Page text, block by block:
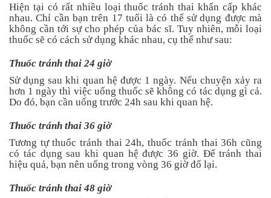
Hiện tại có rất nhiều loại thuốc tránh thai khẩn cấp khác
nhau. Chỉ cần bạn trên 17 tuổi là có thể sử dụng được mà
không cần tới sự cho phép của bác sĩ. Tuy nhiên, mỗi loại
thuốc sẽ có cách sử dụng khác nhau, cụ thể như sau:
Thuốc tránh thai 24 giờ
Sử dụng sau khi quan hệ được 1 ngày. Nếu chuyện xảy ra
hơn 1 ngày thì việc uống thuốc sẽ không có tác dụng gì cả.
Do đó, bạn cần uống trước 24h sau khi quan hệ.
Thuốc tránh thai 36 giờ
Tương tự thuốc tránh thai 24h, thuốc tránh thai 36h cũng
có tác dụng sau khi quan hệ được 36 giờ. Để tránh thai
hiệu quả, bạn nên uống trong vòng 36 giờ đổ lại.
Thuốc tránh thai 48 giờ